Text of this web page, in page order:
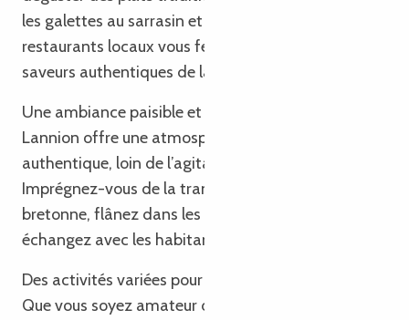
les galettes au sarrasin et les fruits de mer frais. Les
restaurants locaux vous feront découvrir les
saveurs authentiques de la région.
Une ambiance paisible et authentique 🏡🌄 :
Lannion offre une atmosphère paisible et
authentique, loin de l’agitation des grandes villes.
Imprégnez-vous de la tranquillité de la vie
bretonne, flânez dans les marchés locaux et
échangez avec les habitants chaleureux.
Des activités variées pour tous les goûts 🚴‍♀️🏊‍♂️ :
Que vous soyez amateur de randonnée, de sports